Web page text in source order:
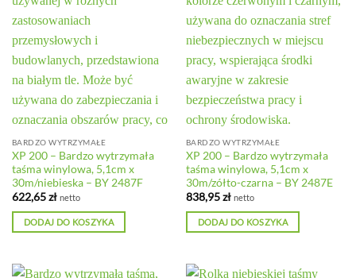
BARDZO WYTRZYMAŁE
XP 200 – Bardzo wytrzymała
taśma winylowa, 5,1cm x
30m/niebieska – BY 2487F
622,65zł netto
DODAJ DO KOSZYKA
BARDZO WYTRZYMAŁE
XP 200 – Bardzo wytrzymała
taśma winylowa, 5,1cm x
30m/zółto-czarna – BY 2487E
838,95zł netto
DODAJ DO KOSZYKA